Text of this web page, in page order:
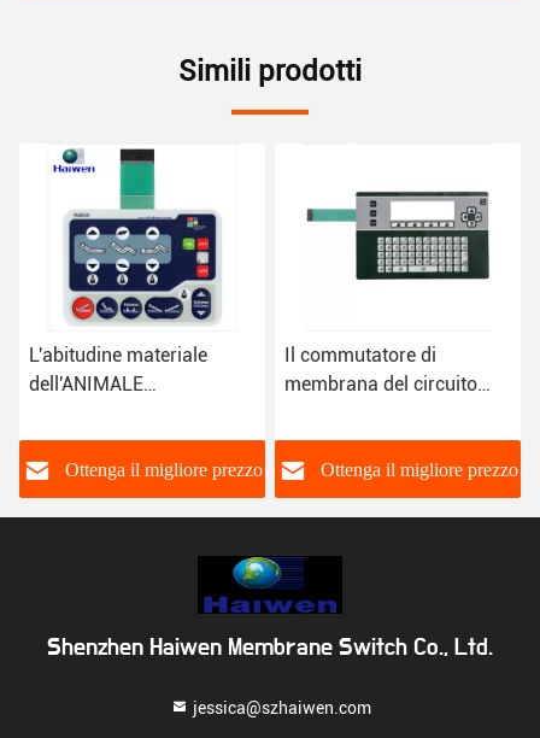
Simili prodotti
Il commutatore di
membrana del circuito
DOMESTICO dell'OEM
progetta con la cupola del
metallo
Ottenga il migliore prezzo
Certificato tattile di iso di
3M Adhesive del
membrana del circuito
dell'ANIMALE
DOMESTICO della cupola
Ottenga il migliore prezzo
Shenzhen Haiwen Membrane Switch Co., Ltd.
jessica@szhaiwen.com